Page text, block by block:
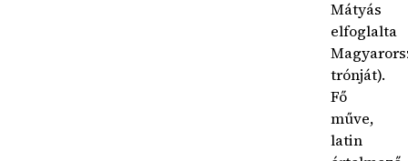
Mátyás
elfoglalta
trónját).
Fő
műve,
latin